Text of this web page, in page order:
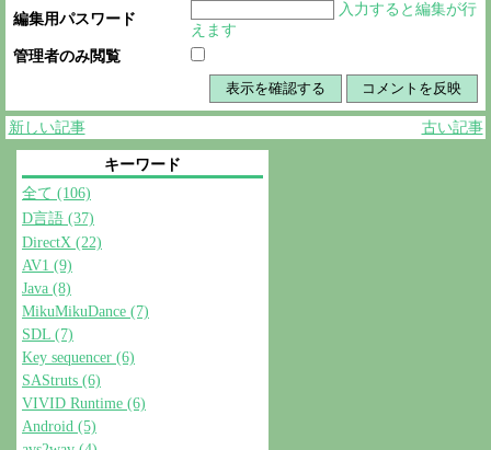
編集用パスワード
入力すると編集が行
えます
管理者のみ閲覧
新しい記事 古い記事
キーワード
全て (106)
D言語 (37)
DirectX (22)
AV1 (9)
Java (8)
MikuMikuDance (7)
SDL (7)
Key sequencer (6)
SAStruts (6)
VIVID Runtime (6)
Android (5)